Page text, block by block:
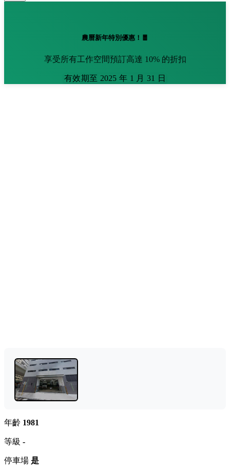
農曆新年特別優惠！🧧
享受所有工作空間預訂高達 10% 的折扣
有效期至 2025 年 1 月 31 日
年齡 1981
等級 -
停車場 是